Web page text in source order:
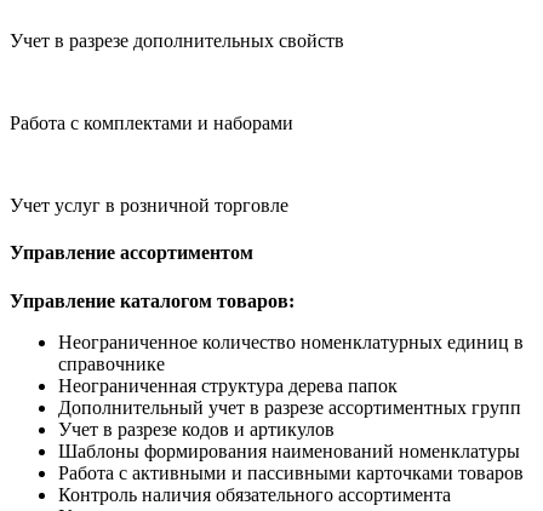
Учет в разрезе дополнительных свойств
Работа с комплектами и наборами
Учет услуг в розничной торговле
Управление ассортиментом
Управление каталогом товаров:
Неограниченное количество номенклатурных единиц в
справочнике
Неограниченная структура дерева папок
Дополнительный учет в разрезе ассортиментных групп
Учет в разрезе кодов и артикулов
Шаблоны формирования наименований номенклатуры
Работа с активными и пассивными карточками товаров
Контроль наличия обязательного ассортимента